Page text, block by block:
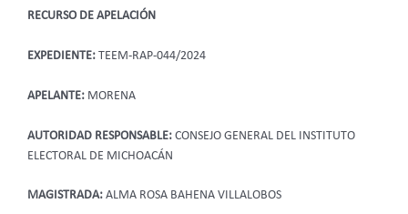
RECURSO DE APELACIÓN
EXPEDIENTE: TEEM-RAP-044/2024
APELANTE: MORENA
AUTORIDAD RESPONSABLE: CONSEJO GENERAL DEL INSTITUTO
ELECTORAL DE MICHOACÁN
MAGISTRADA: ALMA ROSA BAHENA VILLALOBOS